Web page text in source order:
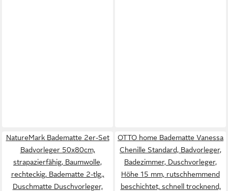
NatureMark Badematte 2er-Set
Badvorleger 50x80cm,
strapazierfähig, Baumwolle,
rechteckig, Badematte 2-tlg.,
Duschmatte Duschvorleger,
OTTO home Badematte Vanessa
Chenille Standard, Badvorleger,
Badezimmer, Duschvorleger,
Höhe 15 mm, rutschhemmend
beschichtet, schnell trocknend,